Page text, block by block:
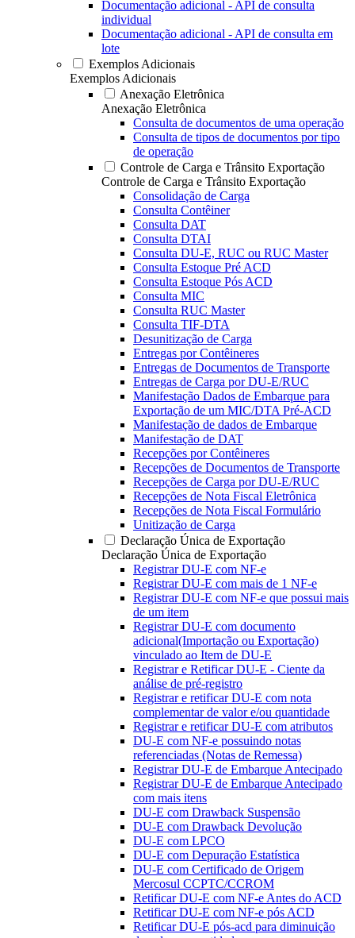
Documentação adicional - API de consulta
individual
Documentação adicional - API de consulta em
lote
Exemplos Adicionais
Exemplos Adicionais
Anexação Eletrônica
Anexação Eletrônica
Consulta de documentos de uma operação
Consulta de tipos de documentos por tipo
de operação
Controle de Carga e Trânsito Exportação
Controle de Carga e Trânsito Exportação
Consolidação de Carga
Consulta Contêiner
Consulta DAT
Consulta DTAI
Consulta DU-E, RUC ou RUC Master
Consulta Estoque Pré ACD
Consulta Estoque Pós ACD
Consulta MIC
Consulta RUC Master
Consulta TIF-DTA
Desunitização de Carga
Entregas por Contêineres
Entregas de Documentos de Transporte
Entregas de Carga por DU-E/RUC
Manifestação Dados de Embarque para
Exportação de um MIC/DTA Pré-ACD
Manifestação de dados de Embarque
Manifestação de DAT
Recepções por Contêineres
Recepções de Documentos de Transporte
Recepções de Carga por DU-E/RUC
Recepções de Nota Fiscal Eletrônica
Recepções de Nota Fiscal Formulário
Unitização de Carga
Declaração Única de Exportação
Declaração Única de Exportação
Registrar DU-E com NF-e
Registrar DU-E com mais de 1 NF-e
Registrar DU-E com NF-e que possui mais
de um item
Registrar DU-E com documento
adicional(Importação ou Exportação)
vinculado ao Item de DU-E
Registrar e Retificar DU-E - Ciente da
análise de pré-registro
Registrar e retificar DU-E com nota
complementar de valor e/ou quantidade
Registrar e retificar DU-E com atributos
DU-E com NF-e possuindo notas
referenciadas (Notas de Remessa)
Registrar DU-E de Embarque Antecipado
Registrar DU-E de Embarque Antecipado
com mais itens
DU-E com Drawback Suspensão
DU-E com Drawback Devolução
DU-E com LPCO
DU-E com Depuração Estatística
DU-E com Certificado de Origem
Mercosul CCPTC/CCROM
Retificar DU-E com NF-e Antes do ACD
Retificar DU-E com NF-e pós ACD
Retificar DU-E pós-acd para diminuição